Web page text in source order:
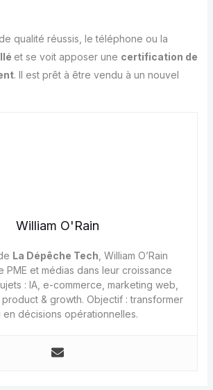
qualité réussis, le téléphone ou la
et se voit apposer une certification de
. Il est prêt à être vendu à un nouvel
William O'Rain
La Dépêche Tech , William O’Rain
PME et médias dans leur croissance
: IA, e-commerce, marketing web,
& growth. Objectif : transformer
en décisions opérationnelles.